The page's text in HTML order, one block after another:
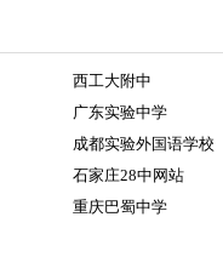
西工大附中
广东实验中学
成都实验外国语学校
石家庄28中网站
重庆巴蜀中学